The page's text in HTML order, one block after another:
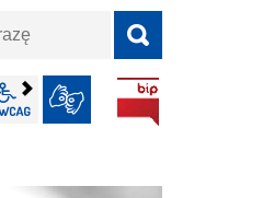
wcag2.1